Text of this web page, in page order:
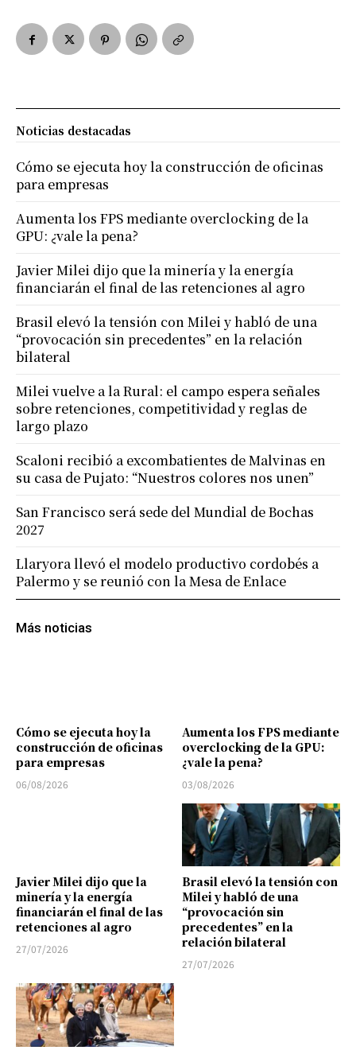
Más noticias
Cómo se ejecuta hoy la
construcción de oficinas
para empresas
06/08/2026
Aumenta los FPS mediante
overclocking de la GPU:
¿vale la pena?
03/08/2026
Javier Milei dijo que la
minería y la energía
financiarán el final de las
retenciones al agro
27/07/2026
Brasil elevó la tensión con
Milei y habló de una
“provocación sin
precedentes” en la
relación bilateral
27/07/2026
Noticias destacadas
Cómo se ejecuta hoy la construcción de oficinas
para empresas
Aumenta los FPS mediante overclocking de la
GPU: ¿vale la pena?
Javier Milei dijo que la minería y la energía
financiarán el final de las retenciones al agro
Brasil elevó la tensión con Milei y habló de una
“provocación sin precedentes” en la relación
bilateral
Milei vuelve a la Rural: el campo espera señales
sobre retenciones, competitividad y reglas de
largo plazo
Scaloni recibió a excombatientes de Malvinas en
su casa de Pujato: “Nuestros colores nos unen”
San Francisco será sede del Mundial de Bochas
2027
Llaryora llevó el modelo productivo cordobés a
Palermo y se reunió con la Mesa de Enlace